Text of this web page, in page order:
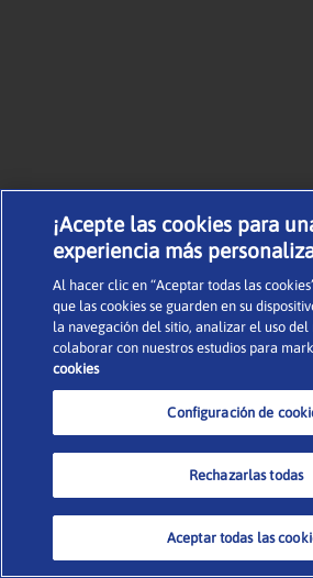
¡Acepte las cookies para
experiencia más
Al hacer clic en “Aceptar todas las
que las cookies se guarden en su
la navegación del sitio, analizar el uso del
colaborar con nuestros estudios para
cookies
Configuración de
Rechazarlas todas
Aceptar todas las